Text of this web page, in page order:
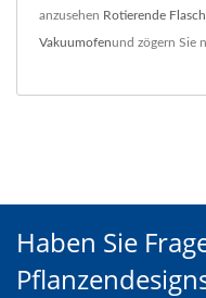
anzusehen Rotierende
Vakuumofenund zögern Sie
Haben Sie